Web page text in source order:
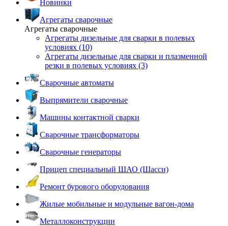
Новинки
Агрегаты сварочные
Агрегаты сварочные
Агрегаты дизельные для сварки в полевых
условиях (10)
Агрегаты дизельные для сварки и плазменной
резки в полевых условиях (3)
Сварочные автоматы
Выпрямители сварочные
Машины контактной сварки
Сварочные трансформаторы
Сварочные генераторы
Прицеп специальный ШАО (Шасси)
Ремонт бурового оборудования
Жилые мобильные и модульные вагон-дома
Металлоконструкции